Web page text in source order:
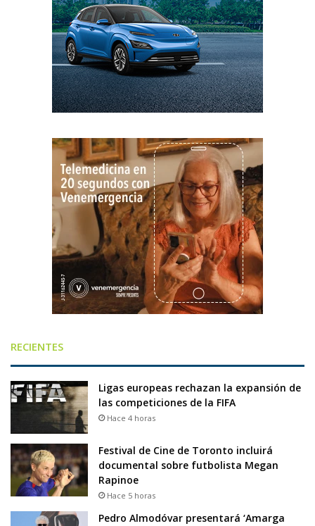
RECIENTES
Ligas europeas rechazan la expansión de
las competiciones de la FIFA
Hace 4 horas
Festival de Cine de Toronto incluirá
documental sobre futbolista Megan
Rapinoe
Hace 5 horas
Pedro Almodóvar presentará ‘Amarga